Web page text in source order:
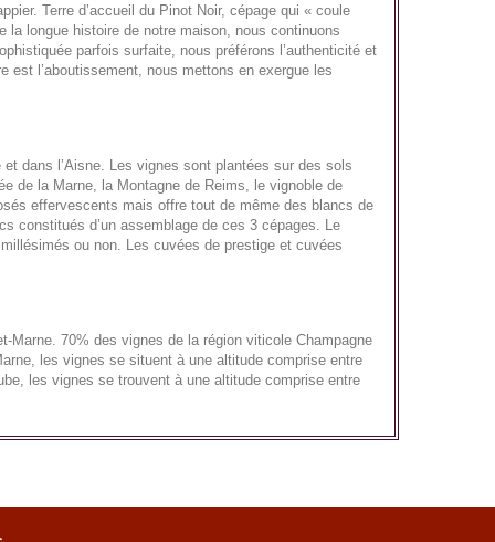
Terre d’accueil du Pinot Noir, cépage qui « coule
longue histoire de notre maison, nous continuons
parfois surfaite, nous préférons l’authenticité et
est l’aboutissement, nous mettons en exergue les
dans l’Aisne. Les vignes sont plantées sur des sols
de la Marne, la Montagne de Reims, le vignoble de
effervescents mais offre tout de même des blancs de
constitués d’un assemblage de ces 3 cépages. Le
ou non. Les cuvées de prestige et cuvées
Marne. 70% des vignes de la région viticole Champagne
les vignes se situent à une altitude comprise entre
les vignes se trouvent à une altitude comprise entre